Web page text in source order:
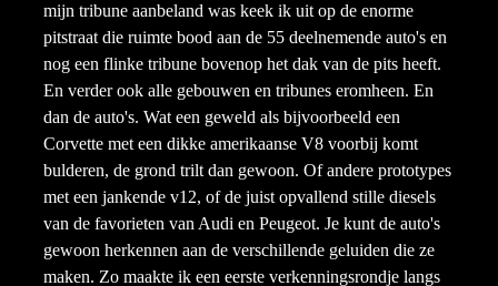
mijn tribune aanbeland was keek ik uit op de enorme
pitstraat die ruimte bood aan de 55 deelnemende auto's en
nog een flinke tribune bovenop het dak van de pits heeft.
En verder ook alle gebouwen en tribunes eromheen. En
dan de auto's. Wat een geweld als bijvoorbeeld een
Corvette met een dikke amerikaanse V8 voorbij komt
bulderen, de grond trilt dan gewoon. Of andere prototypes
met een jankende v12, of de juist opvallend stille diesels
van de favorieten van Audi en Peugeot. Je kunt de auto's
gewoon herkennen aan de verschillende geluiden die ze
maken. Zo maakte ik een eerste verkenningsrondje langs